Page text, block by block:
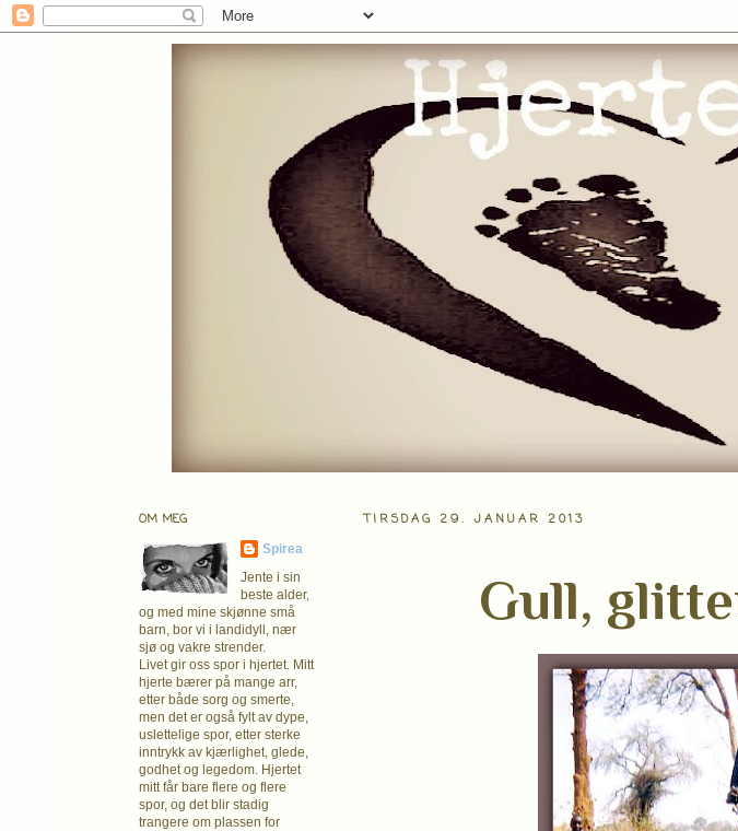
TIRSDAG 29. JANUAR 2013
Gull,
OM MEG
Spirea
Jente i sin
beste alder,
og med mine skjønne små
barn, bor vi i landidyll, nær
sjø og vakre strender.
Livet gir oss spor i hjertet. Mitt
hjerte bærer på mange arr,
etter både sorg og smerte,
men det er også fylt av dype,
uslettelige spor, etter sterke
inntrykk av kjærlighet, glede,
godhet og legedom. Hjertet
mitt får bare flere og flere
spor, og det blir stadig
trangere om plassen for